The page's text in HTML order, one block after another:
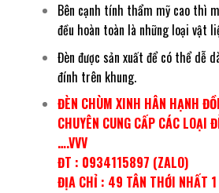
Bên cạnh tính thẩm mỹ cao thì
đều hoàn toàn là những loại vật
Đèn được sản xuất để có thể dễ
đính trên khung.
ĐÈN CHÙM XINH HÂN HẠNH
CHUYÊN CUNG CẤP CÁC
….VVV
ĐT : 0934115897 (ZALO)
ĐỊA CHỈ : 49 TÂN THỚI NHẤT